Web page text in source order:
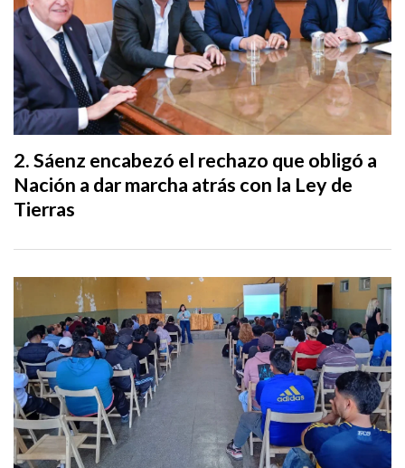
Sáenz encabezó el rechazo que obligó a
Nación a dar marcha atrás con la Ley de
Tierras